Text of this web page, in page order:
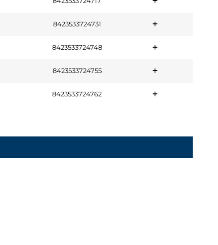
8423533724731
8423533724748
8423533724755
8423533724762